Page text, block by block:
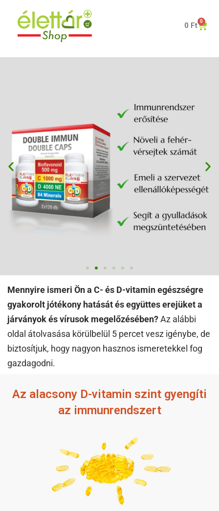
0 Ft 0
Mennyire ismeri Ön a C- és D-vitamin egészségre
gyakorolt jótékony hatását és együttes erejüket a
járványok és vírusok megelőzésében?Az alábbi
oldal átolvasása körülbelül 5 percet vesz igénybe, de
biztosítjuk, hogy nagyon hasznos ismeretekkel fog
gazdagodni.
Az alacsony D-vitamin szint gyengíti
az immunrendszert